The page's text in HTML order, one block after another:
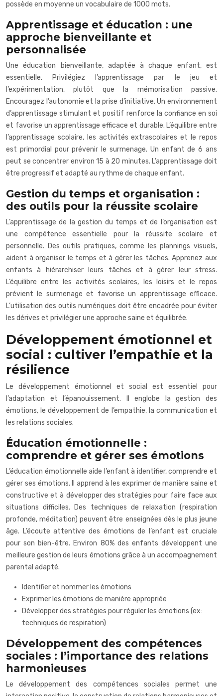
possède en moyenne un vocabulaire de 1000 mots.
Apprentissage et éducation : une
approche bienveillante et
personnalisée
Une éducation bienveillante, adaptée à chaque enfant, est
essentielle. Privilégiez l’apprentissage par le jeu et
l’expérimentation, plutôt que la mémorisation passive.
Encouragez l’autonomie et la prise d’initiative. Un environnement
d’apprentissage stimulant et positif renforce la confiance en soi
et favorise un apprentissage efficace et durable. L’équilibre entre
l’apprentissage scolaire, les activités extrascolaires et le repos
est primordial pour prévenir le surmenage. Un enfant de 6 ans
peut se concentrer environ 15 à 20 minutes. L’apprentissage doit
être progressif et adapté au rythme de chaque enfant.
Gestion du temps et organisation :
des outils pour la réussite scolaire
L’apprentissage de la gestion du temps et de l’organisation est
une compétence essentielle pour la réussite scolaire et
personnelle. Des outils pratiques, comme les plannings visuels,
aident à organiser le temps et à gérer les tâches. Apprenez aux
enfants à hiérarchiser leurs tâches et à gérer leur stress.
L’équilibre entre les activités scolaires, les loisirs et le repos
prévient le surmenage et favorise un apprentissage efficace.
L’utilisation des outils numériques doit être encadrée pour éviter
les dérives et privilégier une approche saine et équilibrée.
Développement émotionnel et
social : cultiver l’empathie et la
résilience
Le développement émotionnel et social est essentiel pour
l’adaptation et l’épanouissement. Il englobe la gestion des
émotions, le développement de l’empathie, la communication et
les relations sociales.
Éducation émotionnelle :
comprendre et gérer ses émotions
L’éducation émotionnelle aide l’enfant à identifier, comprendre et
gérer ses émotions. Il apprend à les exprimer de manière saine et
constructive et à développer des stratégies pour faire face aux
situations difficiles. Des techniques de relaxation (respiration
profonde, méditation) peuvent être enseignées dès le plus jeune
âge. L’écoute attentive des émotions de l’enfant est cruciale
pour son bien-être. Environ 80% des enfants développent une
meilleure gestion de leurs émotions grâce à un accompagnement
parental adapté.
Identifier et nommer les émotions
Exprimer les émotions de manière appropriée
Développer des stratégies pour réguler les émotions (ex:
techniques de respiration)
Développement des compétences
sociales : l’importance des relations
harmonieuses
Le développement des compétences sociales permet une